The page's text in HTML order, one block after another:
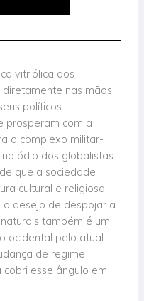
vitriólica dos
nas mãos
políticos
prosperam com a
o complexo militar-
ódio dos globalistas
que a sociedade
cultural e religiosa
o desejo de despojar a
também é um
ocidental pelo atual
de regime
esse ângulo em